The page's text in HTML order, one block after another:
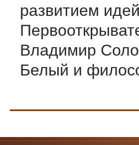
развитием
Владимир
Белый и